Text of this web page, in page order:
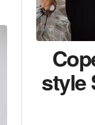
style